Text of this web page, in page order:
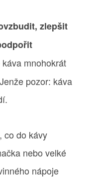
zlepšit
mnohokrát
pozor: káva
co do kávy
nebo velké
nápoje